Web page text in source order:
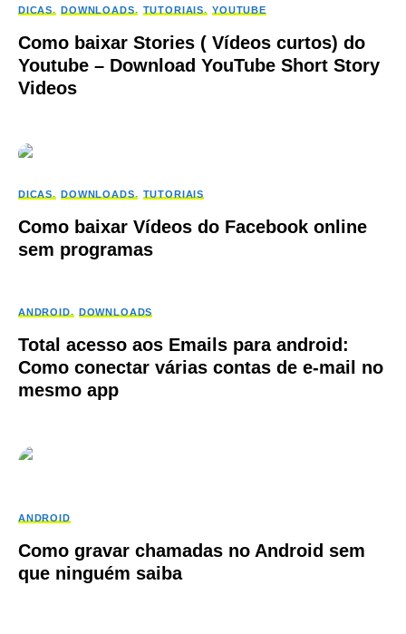
DICAS DOWNLOADS TUTORIAIS YOUTUBE
Como baixar Stories ( Vídeos curtos) do
Youtube – Download YouTube Short Story
Videos
DICAS DOWNLOADS TUTORIAIS
Como baixar Vídeos do Facebook online
sem programas
ANDROID DOWNLOADS
Total acesso aos Emails para android:
Como conectar várias contas de e-mail no
mesmo app
ANDROID
Como gravar chamadas no Android sem
que ninguém saiba